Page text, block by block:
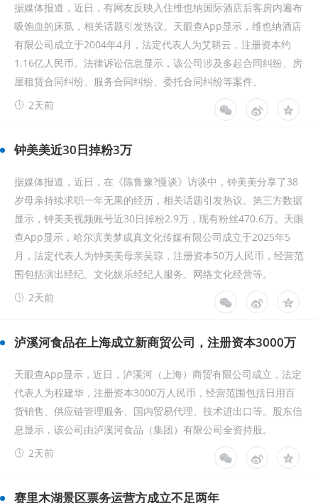
据媒体报道，近日，有网友反映入住维也纳国际酒店后客房内遍布
吸饱血的床虱，相关话题引发热议。天眼查App显示，维也纳酒店
有限公司成立于2004年4月，法定代表人为艾耕云，注册资本约
1.16亿人民币。法律诉讼信息显示，该公司涉及多起合同纠纷、房
屋租赁合同纠纷、服务合同纠纷、委托合同纠纷等案件。
2天前
钟美美近30日掉粉3万
据媒体报道，近日，在《陈鲁豫?慢谈》访谈中，钟美美分享了38
岁母亲持续求职一年无果的经历，相关话题引发热议。第三方数据
显示，钟美美视频账号近30日掉粉2.9万，现有粉丝470.6万。天眼
查App显示，哈尔滨美梦成真文化传媒有限公司成立于2025年5
月，法定代表人为钟美美母亲吴琼，注册资本50万人民币，经营范
围包括演出经纪、文化娱乐经纪人服务、网络文化经营等。
2天前
泸溪河食品在上海成立新商贸公司，注册资本3000万
天眼查App显示，近日，泸溪河（上海）商贸有限公司成立，法定
代表人为程建华，注册资本3000万人民币，经营范围包括日用百
货销售、供应链管理服务、国内贸易代理、技术进出口等。股东信
息显示，该公司由泸溪河食品（集团）有限公司全资持股。
2天前
赛里木湖景区票务运营方成立不足两年